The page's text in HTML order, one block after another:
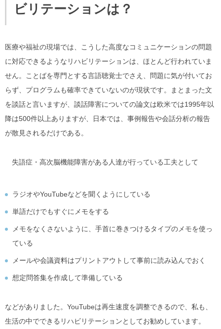
ビリテーションは？
医療や福祉の現場では、こうした高度なコミュニケーションの問題
に対応できるようなリハビリテーションは、ほとんど行われていま
せん。ことばを専門とする言語聴覚士でさえ、問題に気が付いてお
らず、プログラムも確率できていないのが現状です。まとまった文
を談話と言いますが、談話障害についての論文は欧米では1995年以
降は500件以上ありますが、日本では、事例報告や会話分析の報告
が散見されるだけである。
失語症・高次脳機能障害がある人達が行っている工夫として
ラジオやYouTubeなどを聞くようにしている
単語だけでもすぐにメモをする
メモをなくさないように、手首に巻きつけるタイプのメモを使っ
ている
メールや会議資料はプリントアウトして事前に読み込んでおく
想定問答集を作成して準備している
などがありました。YouTubeは再生速度を調整できるので、私も、
生活の中でできるリハビリテーションとしてお勧めしています。